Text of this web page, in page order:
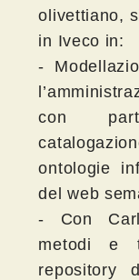
olivettiano,
in Iveco in:
-
con
ontologie
del web
- Con
metodi e
repository